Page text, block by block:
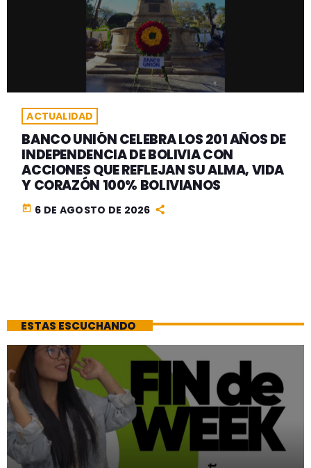
ACTUALIDAD
BANCO UNIÓN CELEBRA LOS 201 AÑOS DE
INDEPENDENCIA DE BOLIVIA CON
ACCIONES QUE REFLEJAN SU ALMA, VIDA
Y CORAZÓN 100% BOLIVIANOS
today 6 DE AGOSTO DE 2026
ESTAS ESCUCHANDO